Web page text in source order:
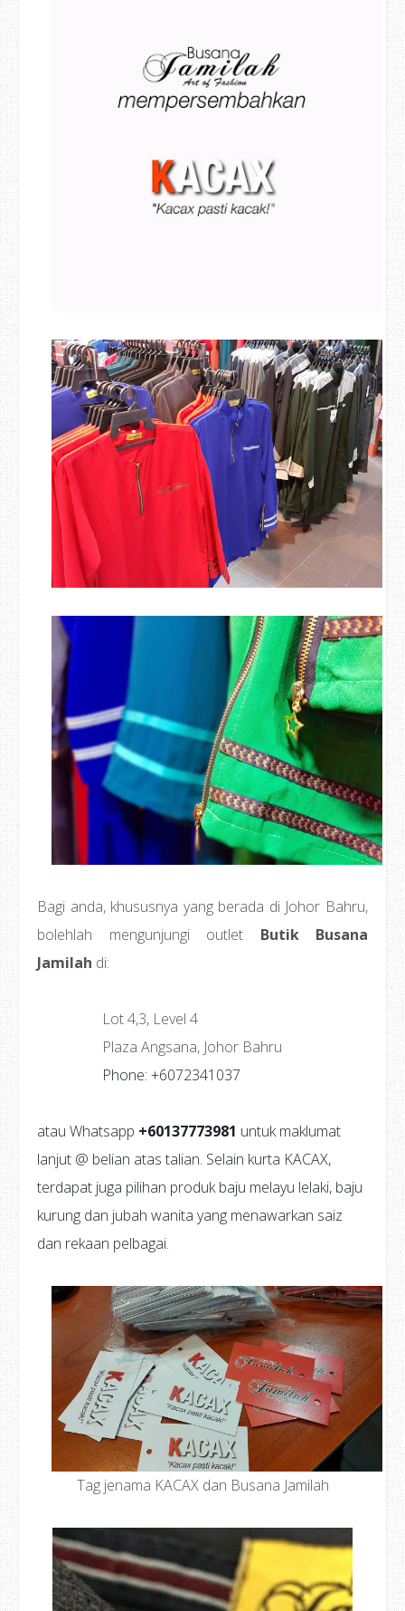
Bagi anda, khususnya yang berada di Johor Bahru,
bolehlah mengunjungi outlet Butik Busana
Jamilah di:
Lot 4,3, Level 4
Plaza Angsana, Johor Bahru
Phone: +6072341037
atau Whatsapp +60137773981 untuk maklumat
lanjut @ belian atas talian. Selain kurta KACAX,
terdapat juga pilihan produk baju melayu lelaki, baju
kurung dan jubah wanita yang menawarkan saiz
dan rekaan pelbagai.
Tag jenama KACAX dan Busana Jamilah